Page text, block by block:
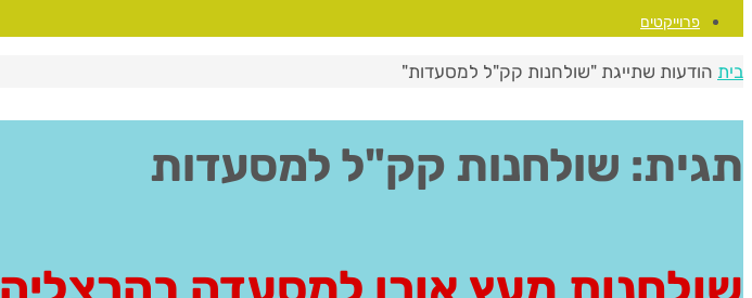
פרוייקטים
בית הודעות שתייגת "שולחנות קק"ל למסעדות"
תגית: שולחנות קק"ל למסעדות